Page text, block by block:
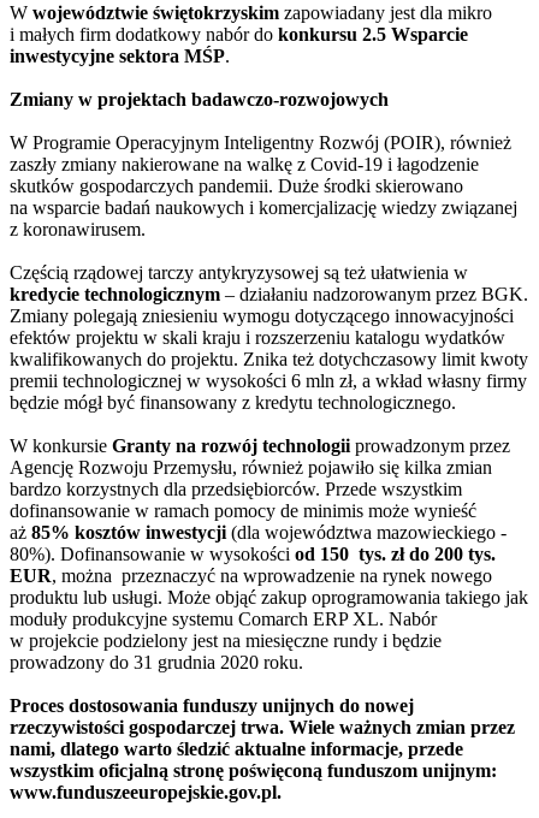
W województwie świętokrzyskim zapowiadany jest dla mikro
i małych firm dodatkowy nabór do konkursu 2.5 Wsparcie
inwestycyjne sektora MŚP.
Zmiany w projektach badawczo-rozwojowych
W Programie Operacyjnym Inteligentny Rozwój (POIR), również
zaszły zmiany nakierowane na walkę z Covid-19 i łagodzenie
skutków gospodarczych pandemii. Duże środki skierowano
na wsparcie badań naukowych i komercjalizację wiedzy związanej
z koronawirusem.
Częścią rządowej tarczy antykryzysowej są też ułatwienia w
kredycie technologicznym – działaniu nadzorowanym przez BGK.
Zmiany polegają zniesieniu wymogu dotyczącego innowacyjności
efektów projektu w skali kraju i rozszerzeniu katalogu wydatków
kwalifikowanych do projektu. Znika też dotychczasowy limit kwoty
premii technologicznej w wysokości 6 mln zł, a wkład własny firmy
będzie mógł być finansowany z kredytu technologicznego.
W konkursie Granty na rozwój technologii prowadzonym przez
Agencję Rozwoju Przemysłu, również pojawiło się kilka zmian
bardzo korzystnych dla przedsiębiorców. Przede wszystkim
dofinansowanie w ramach pomocy de minimis może wynieść
aż 85% kosztów inwestycji (dla województwa mazowieckiego -
80%). Dofinansowanie w wysokości od 150 tys. zł do 200 tys.
EUR, można przeznaczyć na wprowadzenie na rynek nowego
produktu lub usługi. Może objąć zakup oprogramowania takiego jak
moduły produkcyjne systemu Comarch ERP XL. Nabór
w projekcie podzielony jest na miesięczne rundy i będzie
prowadzony do 31 grudnia 2020 roku.
Proces dostosowania funduszy unijnych do nowej
rzeczywistości gospodarczej trwa. Wiele ważnych zmian przez
nami, dlatego warto śledzić aktualne informacje, przede
wszystkim oficjalną stronę poświęconą funduszom unijnym:
www.funduszeeuropejskie.gov.pl.